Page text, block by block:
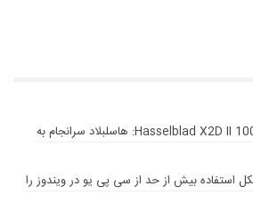
بررسی Hasselblad X2D II 100C: هاسلبلاد سرانجام به
استفاده بیش از حد از سی پی یو در ویندوز را